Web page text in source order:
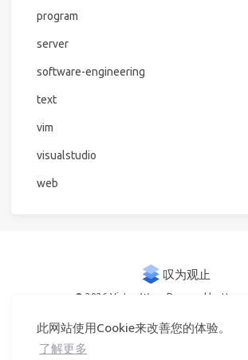
此网站使用Cookie来改善您的体验。
了解更多
program
server
software-engineering
text
vim
visualstudio
web
© 2026 Victor Woo Powered by Hexo